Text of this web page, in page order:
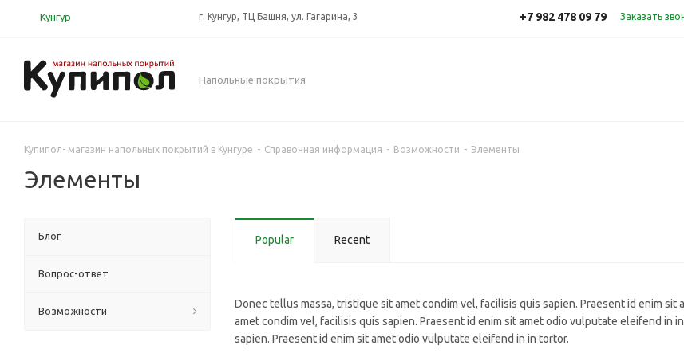
Кунгур г. Кунгур, ТЦ Башня, ул. Гагарина, 3 +7 982 478 09 79 Заказать
Напольные покрытия
Купипол- магазин напольных покрытий в Кунгуре - Справочная информация - Возможности - Элементы
Элементы
Popular Recent
Donec tellus massa, tristique sit amet condim vel, facilisis quis sapien. Praesent id enim
amet condim vel, facilisis quis sapien. Praesent id enim sit amet odio vulputate eleifend in
sapien. Praesent id enim sit amet odio vulputate eleifend in in tortor.
Блог
Вопрос-ответ
Возможности